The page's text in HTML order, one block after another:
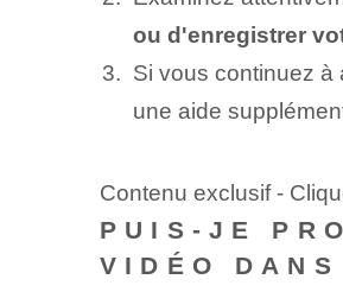
ou d'enregistrer
Si vous continuez à
une aide
Contenu exclusif -
PUIS-JE
VIDÉO